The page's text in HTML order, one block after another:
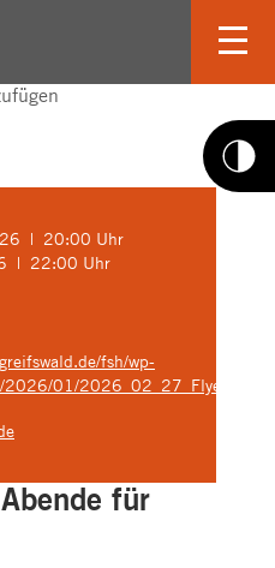
| 20:00 Uhr
| 22:00 Uhr
fsh/wp-
2026/01/2026_02_27_Flyer.pdf
für